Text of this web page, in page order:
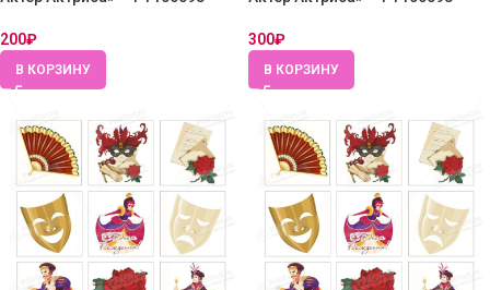
200₽
В КОРЗИНУ
300₽
В КОРЗИНУ